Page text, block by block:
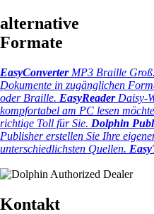
alternative
Formate
EasyConverterMP3 Braille Groß.
Dokumente in zugänglichen
oder Braille. EasyReaderDaisy-
kompfortabel am PC lesen
richtige Toll für Sie. Dolphin
Publisher erstellen Sie Ihre
unterschiedlichsten Quellen.
Kontakt